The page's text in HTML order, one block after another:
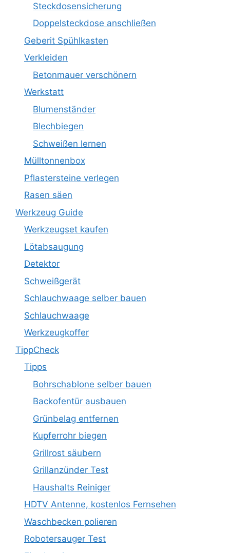
Steckdosensicherung
Doppelsteckdose anschließen
Geberit Spühlkasten
Verkleiden
Betonmauer verschönern
Werkstatt
Blumenständer
Blechbiegen
Schweißen lernen
Mülltonnenbox
Pflastersteine verlegen
Rasen säen
Werkzeug Guide
Werkzeugset kaufen
Lötabsaugung
Detektor
Schweißgerät
Schlauchwaage selber bauen
Schlauchwaage
Werkzeugkoffer
TippCheck
Tipps
Bohrschablone selber bauen
Backofentür ausbauen
Grünbelag entfernen
Kupferrohr biegen
Grillrost säubern
Grillanzünder Test
Haushalts Reiniger
HDTV Antenne, kostenlos Fernsehen
Waschbecken polieren
Robotersauger Test